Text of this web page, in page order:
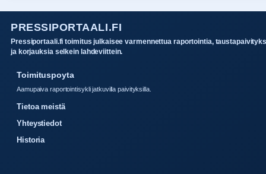
PRESSIPORTAALI.FI
Pressiportaali.fi toimitus julkaisee varmennettua raportointia,
ja korjauksia selkein lahdeviittein.
Toimituspoyta
Aamupaiva raportointisykli jatkuvilla paivityksilla.
Tietoa meistä
Yhteystiedot
Historia